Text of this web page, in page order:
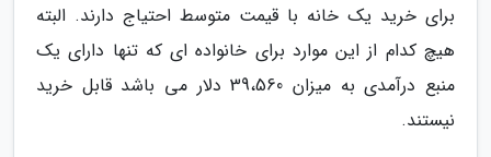
برای خرید یک خانه با قیمت متوسط احتیاج دارند. البته
هیچ کدام از این موارد برای خانواده ای که تنها دارای یک
منبع درآمدی به میزان 39،560 دلار می باشد قابل خرید
نیستند.